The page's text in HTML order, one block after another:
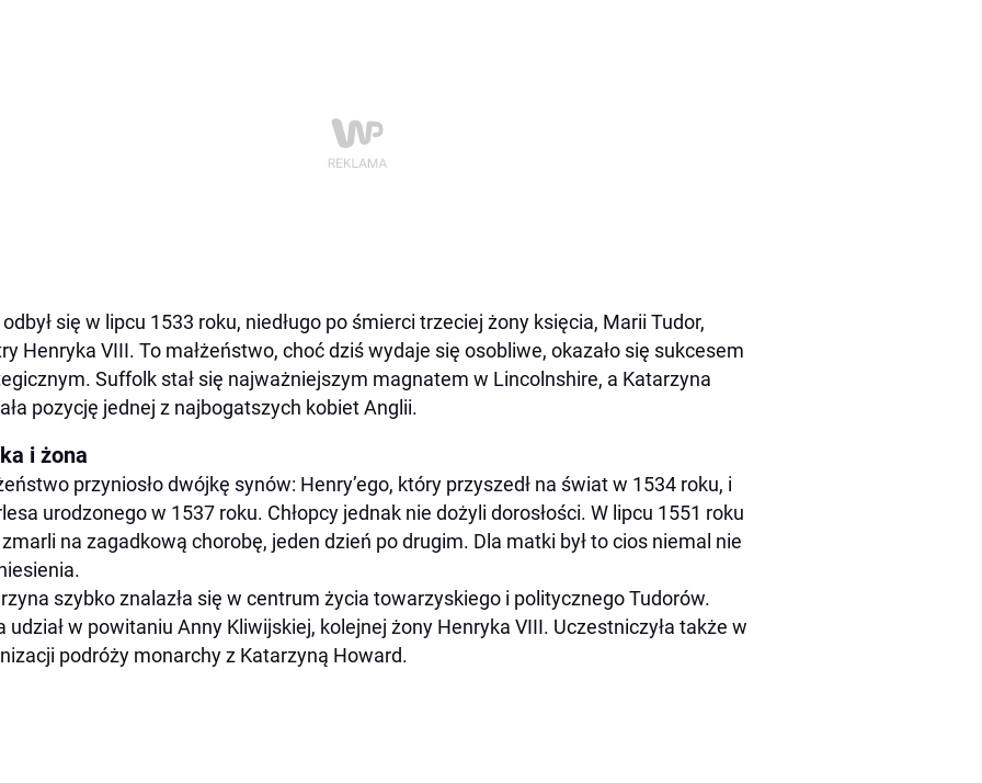
się w lipcu 1533 roku, niedługo po śmierci trzeciej żony księcia, Marii Tudor,
Henryka VIII. To małżeństwo, choć dziś wydaje się osobliwe, okazało się sukcesem
Suffolk stał się najważniejszym magnatem w Lincolnshire, a Katarzyna
pozycję jednej z najbogatszych kobiet Anglii.
i żona
przyniosło dwójkę synów: Henry’ego, który przyszedł na świat w 1534 roku, i
urodzonego w 1537 roku. Chłopcy jednak nie dożyli dorosłości. W lipcu 1551 roku
na zagadkową chorobę, jeden dzień po drugim. Dla matki był to cios niemal nie
szybko znalazła się w centrum życia towarzyskiego i politycznego Tudorów.
udział w powitaniu Anny Kliwijskiej, kolejnej żony Henryka VIII. Uczestniczyła także w
podróży monarchy z Katarzyną Howard.